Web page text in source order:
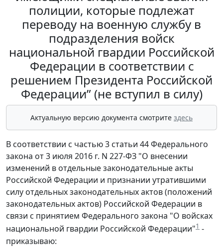
полиции, которые подлежат
переводу на военную службу в
подразделения войск
национальной гвардии Российской
Федерации в соответствии с
решением Президента Российской
Федерации” (не вступил в силу)
Актуальную версию документа смотрите здесь
В соответствии с частью 3 статьи 44 Федерального
закона от 3 июля 2016 г. N 227-ФЗ "О внесении
изменений в отдельные законодательные акты
Российской Федерации и признании утратившими
силу отдельных законодательных актов (положений
законодательных актов) Российской Федерации в
связи с принятием Федерального закона "О войсках
национальной гвардии Российской Федерации"1 -
приказываю: